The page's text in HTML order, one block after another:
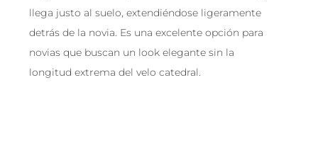
llega justo al suelo, extendiéndose ligeramente
detrás de la novia. Es una excelente opción para
novias que buscan un look elegante sin la
longitud extrema del velo catedral.